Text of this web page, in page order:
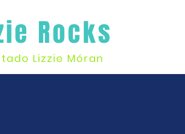
Rocks
Lizzie Móran